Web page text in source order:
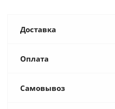
Доставка
Оплата
Самовывоз